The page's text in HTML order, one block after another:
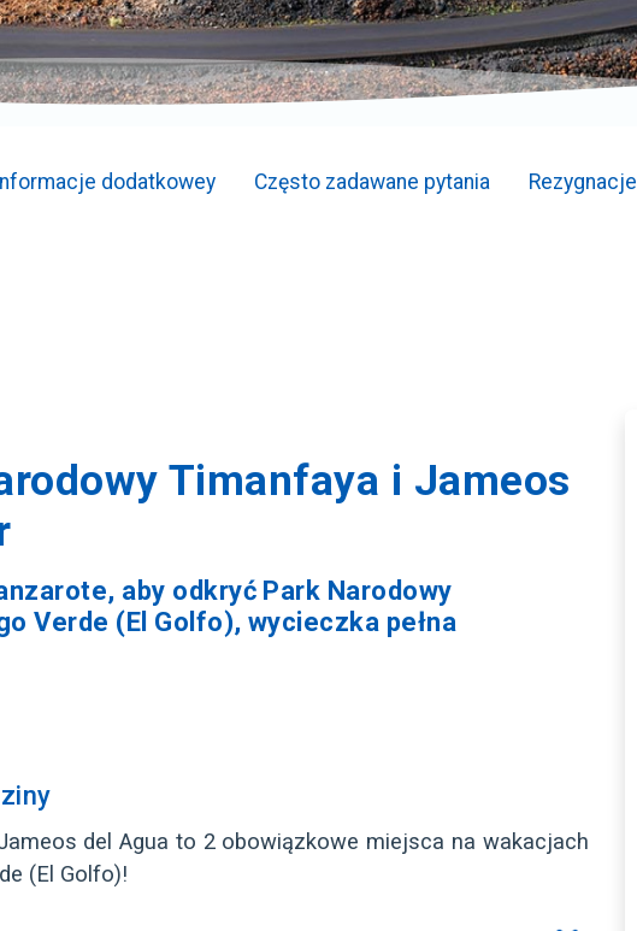
dodatkowey Często zadawane pytania Rezygnacje
Timanfaya i Jameos
aby odkryć Park Narodowy
Verde (El Golfo), wycieczka pełna
del Agua to 2 obowiązkowe miejsca na wakacjach
(El Golfo)!